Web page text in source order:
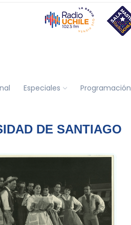
Especiales Programación
DE SANTIAGO